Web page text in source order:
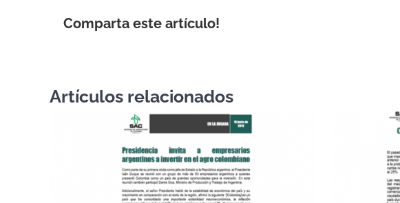
Comparta este artículo!
Artículos relacionados